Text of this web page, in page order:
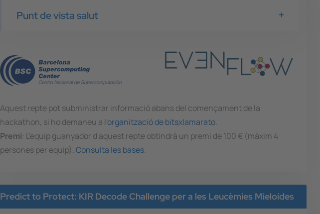
Punt de vista salut
Aquest repte pot subministrar informació abans del començament de la
hackathon, si ho demaneu a l'organització de bitsxlamarato.
Premi: L'equip guanyador d'aquest repte obtindrà un premi de 100 € (màxim 4
persones per equip).Consulta les bases.
Predict to Protect: KIR Decode Challenge per a les Leucèmies Mieloides